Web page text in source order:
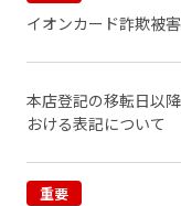
イオンカード詐欺被
本店登記の移転日以
おける表記について
重要